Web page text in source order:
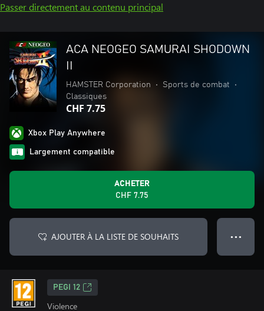
Passer directement au contenu principal
ACA NEOGEO SAMURAI SHODOWN
HAMSTER Corporation • Sports de combat
•
Classiques
CHF 7.75
Xbox Play Anywhere
Largement compatible
ACHETER
CHF 7.75
AJOUTER À LA LISTE DE SOUHAITS ● ● ●
PEGI 12
Violence